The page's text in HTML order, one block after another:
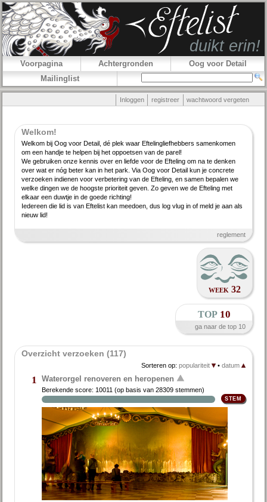
Voorpagina Achtergronden
Oog voor Detail
Mailinglist
Inloggen registreer wachtwoord vergeten
Welkom!
Welkom bij Oog voor Detail, dé plek waar Efteling­lief­hebbers samenkomen
om een handje te helpen bij het oppoetsen van de parel!
We gebruiken onze kennis over en liefde voor de Efteling om na te denken
over wat er nóg beter kan in het park. Via Oog voor Detail kun je concrete
verzoeken indienen voor verbe­tering van de Efteling, en samen bepalen we
welke dingen we de hoogste priori­teit geven. Zo geven we de Efteling met
elkaar een duwtje in de goede richting!
Iedereen die lid is van Eftelist kan meedoen, dus log vlug in of meld je aan als
nieuw lid!
reglement
week 32
top 10
ga naar de top 10
Overzicht verzoeken (117)
Sorteren op: populariteit • datum
1 Waterorgel renoveren en heropenen
Berekende score: 10011 (op basis van28309 stemmen)